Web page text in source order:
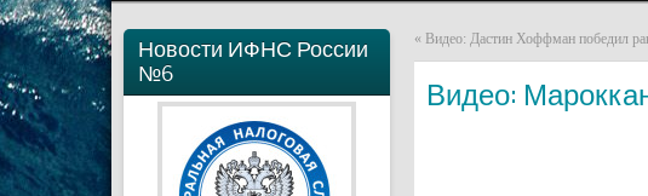
Новости ИФНС России
№6
« Видео: Дастин Хоффман победил
Видео: